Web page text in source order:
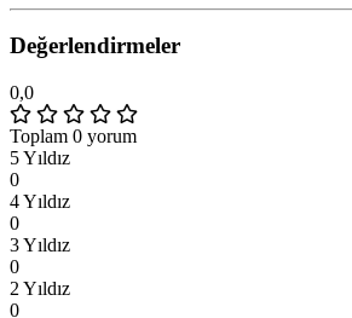
Değerlendirmeler
0,0
Toplam 0 yorum
5 Yıldız
0
4 Yıldız
0
3 Yıldız
0
2 Yıldız
0